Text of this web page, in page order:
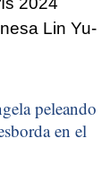
Lin Yu-
peleando
en el